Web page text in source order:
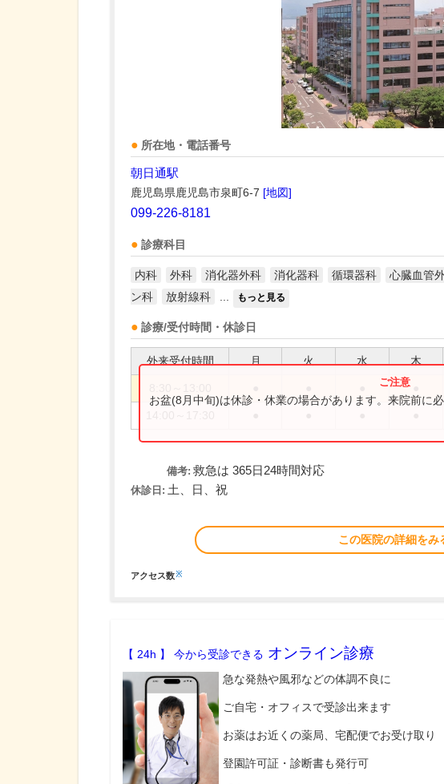
所在地・電話番号
朝日通駅
鹿児島県鹿児島市泉町6-7 [地図]
099-226-8181
診療科目
内科 外科 消化器外科 消化器科 循環器科 心臓血管
ン科
放射線科 もっと見る
診療/受付時間・休診日
外来受付時間 月 火 水 木
お盆(8月中旬)は休診・休業の場合があります。来院前に
備考: 救急は 365日24時間対応
休診日: 土、日、祝
この医院の詳細をみ
アクセス数※
【 24h 】 今から受診できる オンライン診療
急な発熱や風邪などの体調不良に
ご自宅・オフィスで受診出来ます
お薬はお近くの薬局、宅配便でお受け取り
登園許可証・診断書も発行可